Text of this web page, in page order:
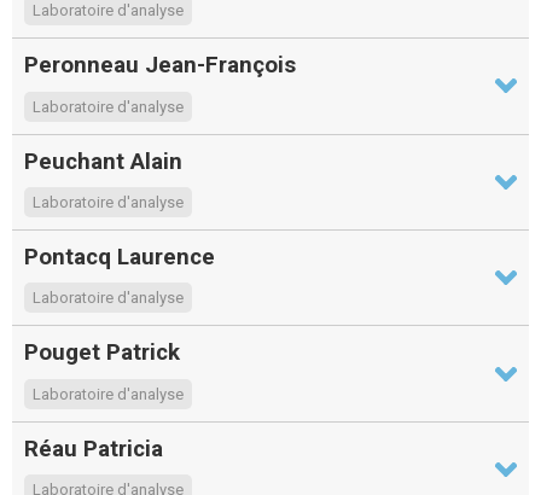
Laboratoire d'analyse
Peronneau Jean-François
Laboratoire d'analyse
Peuchant Alain
Laboratoire d'analyse
Pontacq Laurence
Laboratoire d'analyse
Pouget Patrick
Laboratoire d'analyse
Réau Patricia
Laboratoire d'analyse